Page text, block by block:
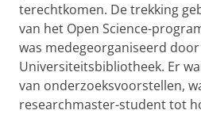
terechtkomen. De trekking
van het Open Science-
was medegeorganiseerd door
Universiteitsbibliotheek. Er
van onderzoeksvoorstellen,
researchmaster-student tot